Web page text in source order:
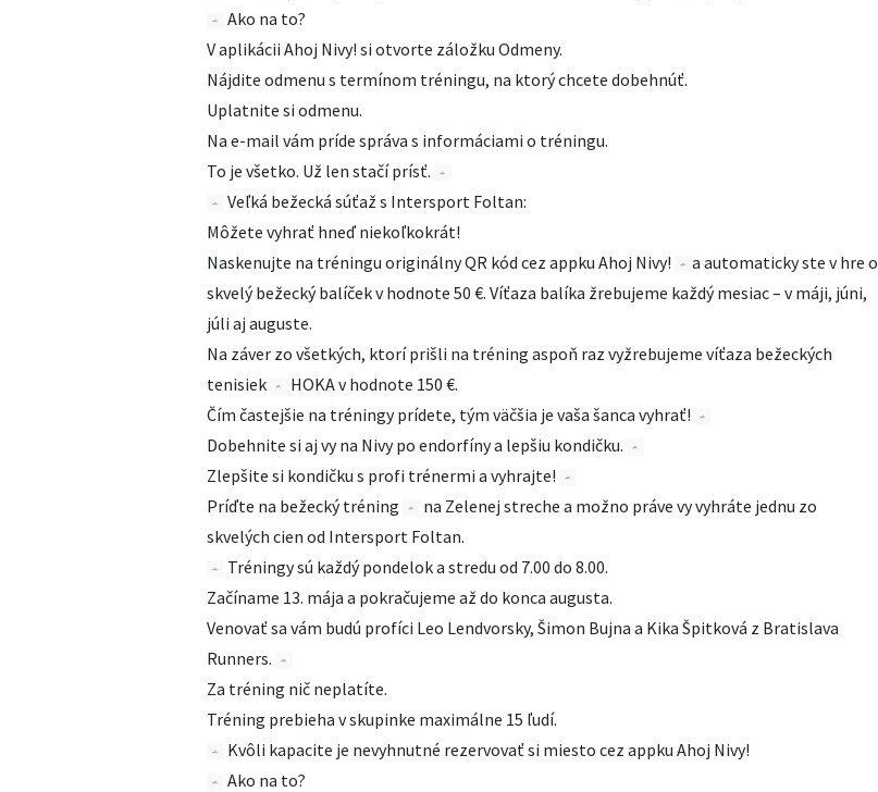
Ako na to?
V aplikácii Ahoj Nivy! si otvorte záložku Odmeny.
Nájdite odmenu s termínom tréningu, na ktorý chcete dobehnúť.
Uplatnite si odmenu.
Na e-mail vám príde správa s informáciami o tréningu.
To je všetko. Už len stačí prísť.
Veľká bežecká súťaž s Intersport Foltan:
Môžete vyhrať hneď niekoľkokrát!
Naskenujte na tréningu originálny QR kód cez appku Ahoj Nivy!
a automaticky ste v hre o
skvelý bežecký balíček v hodnote 50 €. Víťaza balíka žrebujeme každý mesiac – v máji, júni,
júli aj auguste.
Na záver zo všetkých, ktorí prišli na tréning aspoň raz vyžrebujeme víťaza bežeckých
tenisiek
HOKA v hodnote 150 €.
Čím častejšie na tréningy prídete, tým väčšia je vaša šanca vyhrať!
Dobehnite si aj vy na Nivy po endorfíny a lepšiu kondičku.
Zlepšite si kondičku s profi trénermi a vyhrajte!
Príďte na bežecký tréning
na Zelenej streche a možno práve vy vyhráte jednu zo
skvelých cien od Intersport Foltan.
Tréningy sú každý pondelok a stredu od 7.00 do 8.00.
Začíname 13. mája a pokračujeme až do konca augusta.
Venovať sa vám budú profíci Leo Lendvorsky, Šimon Bujna a Kika Špitková z Bratislava
Runners.
Za tréning nič neplatíte.
Tréning prebieha v skupinke maximálne 15 ľudí.
Kvôli kapacite je nevyhnutné rezervovať si miesto cez appku Ahoj Nivy!
Ako na to?